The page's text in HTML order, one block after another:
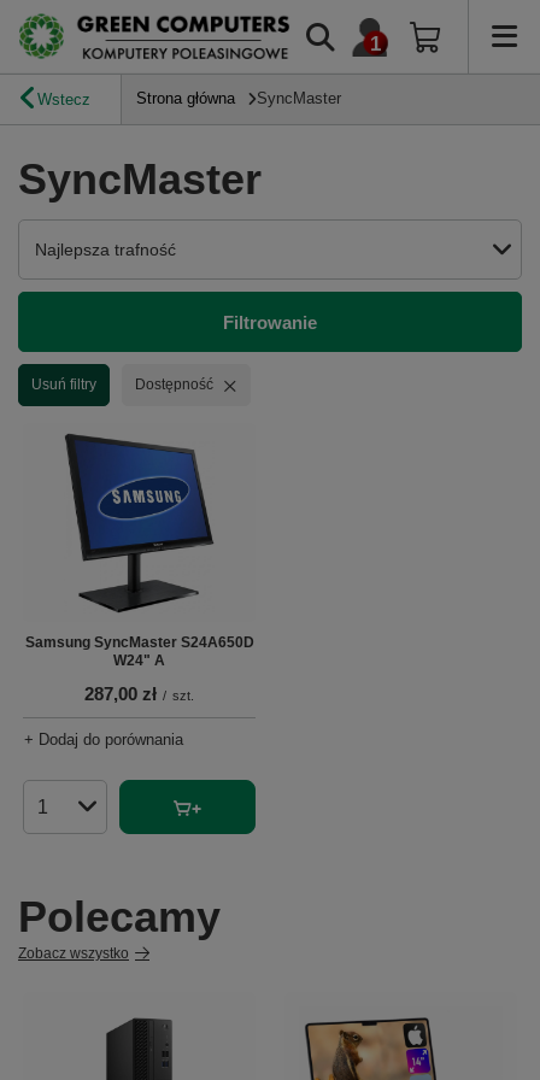
Wstecz Strona główna SyncMaster
SyncMaster
Zmień sortowanie
Najlepsza trafność
Filtrowanie
Usuń filtry Usuń filtr
Dostępność
Samsung SyncMaster S24A650D
W24" A
287,00 zł / szt.
+ Dodaj do porównania
Ilość produktów
Polecamy
Zobacz wszystko